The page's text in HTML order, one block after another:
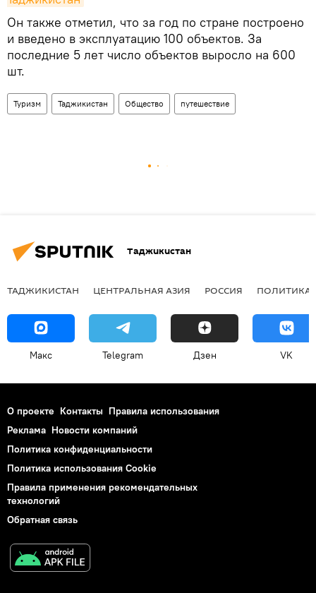
Он также отметил, что за год по стране построено
и введено в эксплуатацию 100 объектов. За
последние 5 лет число объектов выросло на 600
шт.
Туризм Таджикистан Общество путешествие
Таджикистан
ТАДЖИКИСТАН ЦЕНТРАЛЬНАЯ АЗИЯ РОССИЯ ПОЛИТИКА
Макс Telegram Дзен VK
О проекте Контакты Правила использования
Реклама Новости компаний
Политика конфиденциальности
Политика использования Cookie
Правила применения рекомендательных
технологий
Обратная связь